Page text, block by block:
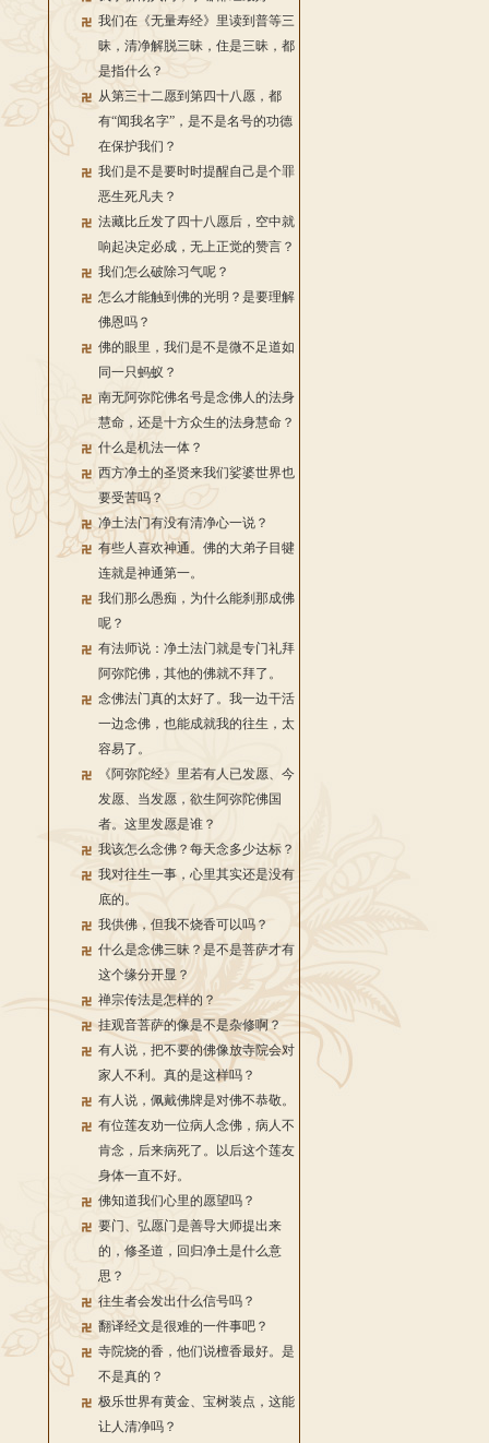
我们在《无量寿经》里读到普等三
昧，清净解脱三昧，住是三昧，都
是指什么？
从第三十二愿到第四十八愿，都
有“闻我名字”，是不是名号的功德
在保护我们？
我们是不是要时时提醒自己是个罪
恶生死凡夫？
法藏比丘发了四十八愿后，空中就
响起决定必成，无上正觉的赞言？
我们怎么破除习气呢？
怎么才能触到佛的光明？是要理解
佛恩吗？
佛的眼里，我们是不是微不足道如
同一只蚂蚁？
南无阿弥陀佛名号是念佛人的法身
慧命，还是十方众生的法身慧命？
什么是机法一体？
西方净土的圣贤来我们娑婆世界也
要受苦吗？
净土法门有没有清净心一说？
有些人喜欢神通。佛的大弟子目犍
连就是神通第一。
我们那么愚痴，为什么能刹那成佛
呢？
有法师说：净土法门就是专门礼拜
阿弥陀佛，其他的佛就不拜了。
念佛法门真的太好了。我一边干活
一边念佛，也能成就我的往生，太
容易了。
《阿弥陀经》里若有人已发愿、今
发愿、当发愿，欲生阿弥陀佛国
者。这里发愿是谁？
我该怎么念佛？每天念多少达标？
我对往生一事，心里其实还是没有
底的。
我供佛，但我不烧香可以吗？
什么是念佛三昧？是不是菩萨才有
这个缘分开显？
禅宗传法是怎样的？
挂观音菩萨的像是不是杂修啊？
有人说，把不要的佛像放寺院会对
家人不利。真的是这样吗？
有人说，佩戴佛牌是对佛不恭敬。
有位莲友劝一位病人念佛，病人不
肯念，后来病死了。以后这个莲友
身体一直不好。
佛知道我们心里的愿望吗？
要门、弘愿门是善导大师提出来
的，修圣道，回归净土是什么意
思？
往生者会发出什么信号吗？
翻译经文是很难的一件事吧？
寺院烧的香，他们说檀香最好。是
不是真的？
极乐世界有黄金、宝树装点，这能
让人清净吗？